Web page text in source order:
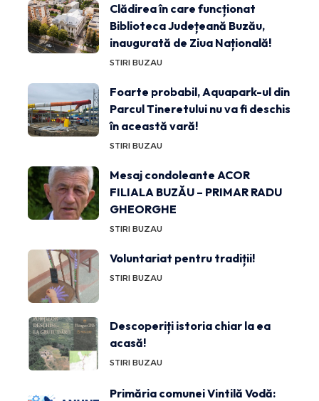
Clădirea în care funcționat
Biblioteca Județeană Buzău,
inaugurată de Ziua Națională!
STIRI BUZAU
Foarte probabil, Aquapark-ul din
Parcul Tineretului nu va fi deschis
în această vară!
STIRI BUZAU
Mesaj condoleante ACOR
FILIALA BUZĂU – PRIMAR RADU
GHEORGHE
STIRI BUZAU
Voluntariat pentru tradiții!
STIRI BUZAU
Descoperiți istoria chiar la ea
acasă!
STIRI BUZAU
Primăria comunei Vintilă Vodă: